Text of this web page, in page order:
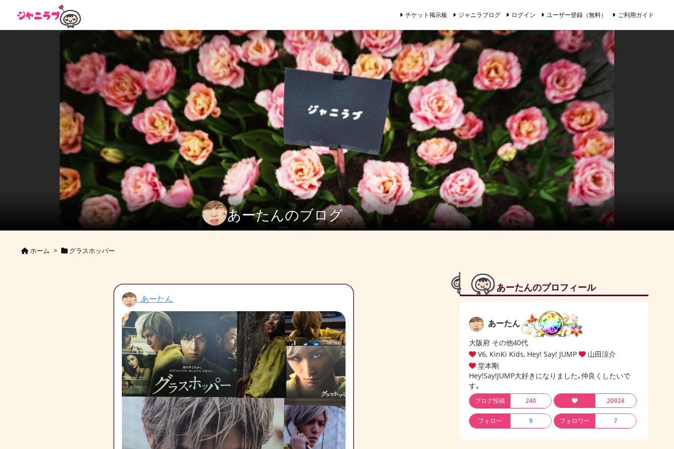
あーたんのブログ
チケット掲示板 ジャニラブログ ログイン ユーザー登録（無料） ご利用ガイド
ホーム > グラスホッパー
あーたん
あーたんのプロフィール
あーたん
大阪府 その他40代
V6, KinKi Kids, Hey! Say! JUMP
山田涼介
堂本剛
Hey!Say!JUMP大好きになりました｡仲良くしたいで
す｡
ブログ投稿 240 20924
フォロー 9 フォロワー 7